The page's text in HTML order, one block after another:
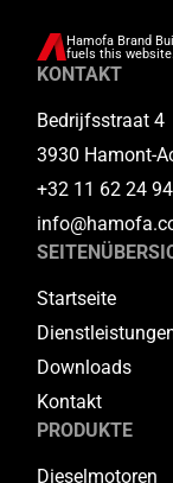
Hamofa Brand
fuels this website.
KONTAKT
Bedrijfsstraat 4
3930 Hamont-
+32 11 62 24 94
Startseite
Downloads
Kontakt
PRODUKTE
Dieselmotoren